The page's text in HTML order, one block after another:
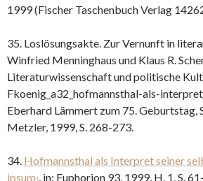
1999 (Fischer Taschenbuch Verlag
35. Loslösungsakte. Zur Vernunft in
Winfried Menninghaus und Klaus R.
Literaturwissenschaft und politische
Fkoenig_a32_hofmannsthal-als-
Eberhard Lämmert zum 75. Geburtstag,
Metzler, 1999, S. 268-273.
34. Hofmannsthal als Interpret seiner
ipsum‹, in: Euphorion 93, 1999, H. 1, S.